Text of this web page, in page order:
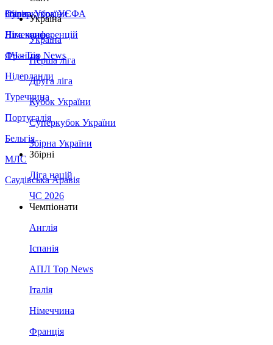
Збірна України
Італія
Німеччина
Франція
Нідерланди
Туреччина
Португалія
Бельгія
МЛС
Саудівська Аравія
Суперкубок УЄФА
Ліга конференцій
ЛЧ - Top News
Україна
Україна
Перша ліга
Друга ліга
Кубок України
Суперкубок України
Збірна України
Збірні
Ліга націй
ЧС 2026
Чемпіонати
Англія
Іспанія
АПЛ Top News
Італія
Німеччина
Франція